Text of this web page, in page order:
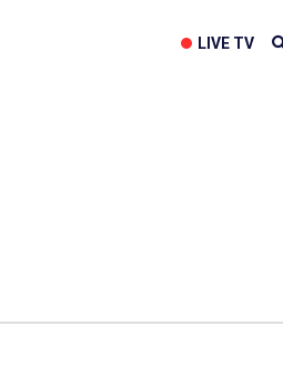
LIVE TV